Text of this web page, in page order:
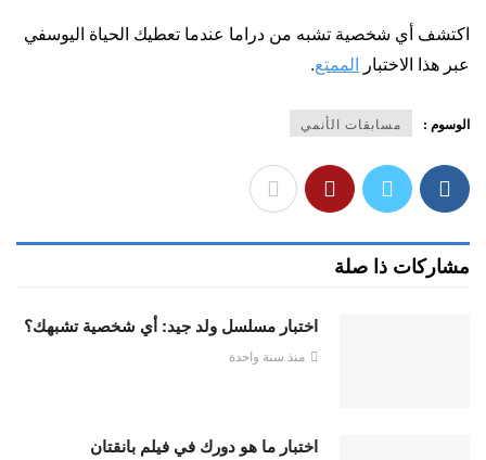
اكتشف أي شخصية تشبه من دراما عندما تعطيك الحياة اليوسفي
عبر هذا الاختبار الممتع.
الوسوم : مسابقات الأنمي
مشاركات ذا صلة
اختبار مسلسل ولد جيد: أي شخصية تشبهك؟
منذ سنة واحدة
اختبار ما هو دورك في فيلم بانقتان